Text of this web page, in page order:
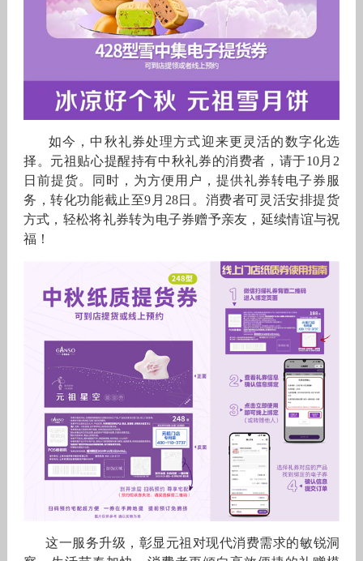
如今，中秋礼券处理方式迎来更灵活的数字化选
择。元祖贴心提醒持有中秋礼券的消费者，请于10月2
日前提货。同时，为方便用户，提供礼券转电子券服
务，转化功能截止至9月28日。消费者可灵活安排提货
方式，轻松将礼券转为电子券赠予亲友，延续情谊与祝
福！
这一服务升级，彰显元祖对现代消费需求的敏锐洞